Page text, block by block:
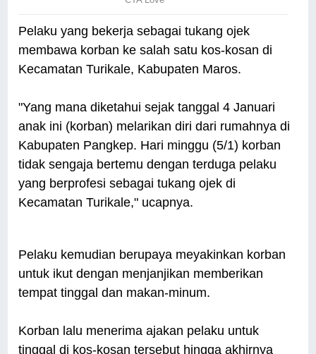
Pelaku yang bekerja sebagai tukang ojek
membawa korban ke salah satu kos-kosan di
Kecamatan Turikale, Kabupaten Maros.
"Yang mana diketahui sejak tanggal 4 Januari
anak ini (korban) melarikan diri dari rumahnya di
Kabupaten Pangkep. Hari minggu (5/1) korban
tidak sengaja bertemu dengan terduga pelaku
yang berprofesi sebagai tukang ojek di
Kecamatan Turikale," ucapnya.
Pelaku kemudian berupaya meyakinkan korban
untuk ikut dengan menjanjikan memberikan
tempat tinggal dan makan-minum.
Korban lalu menerima ajakan pelaku untuk
tinggal di kos-kosan tersebut hingga akhirnya